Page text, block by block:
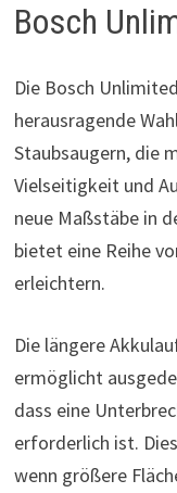
Bosch
Die Bosch
herausragende
Staubsaugern, die
Vielseitigkeit und
neue Maßstäbe in
bietet eine Reihe
erleichtern.
Die längere
ermöglicht
dass eine
erforderlich ist.
wenn größere